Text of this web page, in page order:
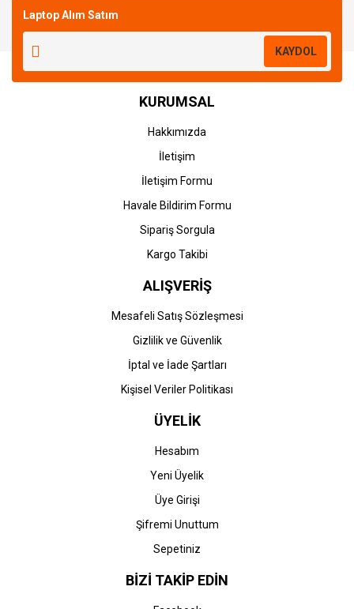
Laptop Alım Satım
KAYDOL
KURUMSAL
Hakkımızda
İletişim
İletişim Formu
Havale Bildirim Formu
Sipariş Sorgula
Kargo Takibi
ALIŞVERİŞ
Mesafeli Satış Sözleşmesi
Gizlilik ve Güvenlik
İptal ve İade Şartları
Kişisel Veriler Politikası
ÜYELİK
Hesabım
Yeni Üyelik
Üye Girişi
Şifremi Unuttum
Sepetiniz
BİZİ TAKİP EDİN